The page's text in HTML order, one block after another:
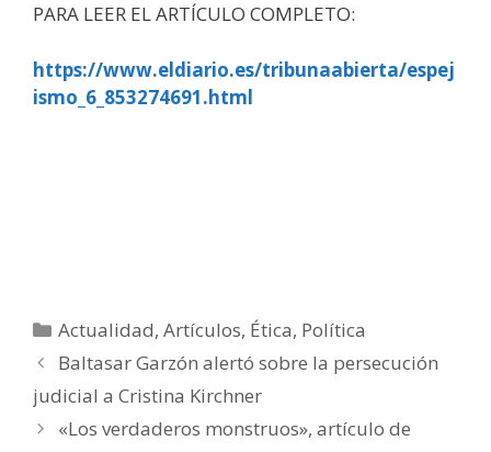
PARA LEER EL ARTÍCULO COMPLETO:
https://www.eldiario.es/tribunaabierta/espej
ismo_6_853274691.html
Categorías
Actualidad,Artículos, Ética, Política
Baltasar Garzón alertó sobre la persecución
judicial a Cristina Kirchner
«Los verdaderos monstruos», artículo de